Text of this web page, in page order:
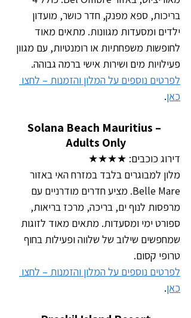
בריכות, ספא מפנק, חדר כושר, מועדון
ילדים ומסעדות מגוונות. מתאים מאוד
לחופשות משפחתיות או רומנטיות, עם מגוון
פעילויות מים ושירות אישי ברמה גבוהה.
לפרטים נוספים על המלון והזמנות – לחצו
כאן.
Solana Beach Mauritius –
Adults Only
דירוג כוכבים: ★★★★
מלון למבוגרים בלבד במזרח האי באזור
Belle Mare. מציע חדרים מודרניים עם
מרפסות לנוף ים, בריכה, מרכז בריאות,
ספורט ימי ומסעדות. מתאים מאוד לזוגות
שמחפשים שילוב של שלווה ופעילות בחוף
טרופי קסום.
לפרטים נוספים על המלון והזמנות – לחצו
כאן.